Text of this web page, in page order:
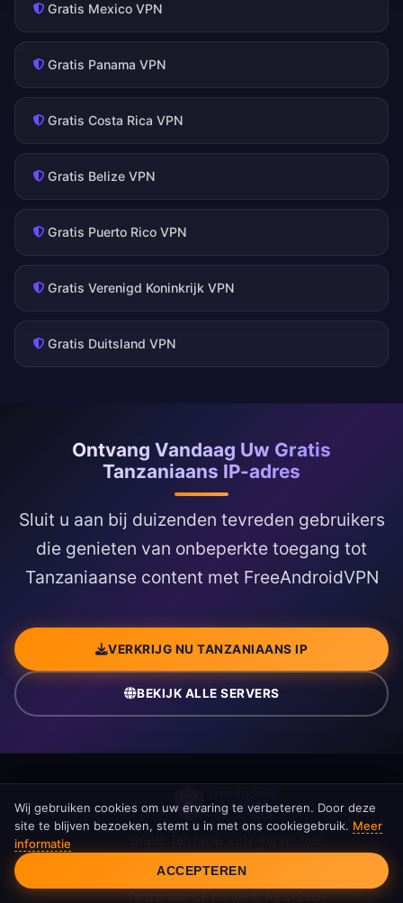
Gratis Mexico VPN
Gratis Panama VPN
Gratis Costa Rica VPN
Gratis Belize VPN
Gratis Puerto Rico VPN
Gratis Verenigd Koninkrijk VPN
Gratis Duitsland VPN
Ontvang Vandaag Uw Gratis
Tanzaniaans IP-adres
Sluit u aan bij duizenden tevreden gebruikers
die genieten van onbeperkte toegang tot
Tanzaniaanse content met FreeAndroidVPN
VERKRIJG NU TANZANIAANS IP
BEKIJK ALLE SERVERS
Tanzania, ITV en krijg veilig toegang tot
Tanzaniaanse content. AES-256-
Cookietoestemming
Wij gebruiken cookies om uw ervaring te verbeteren. Door deze
site te blijven bezoeken, stemt u in met ons cookiegebruik. Meer
informatie
ACCEPTEREN